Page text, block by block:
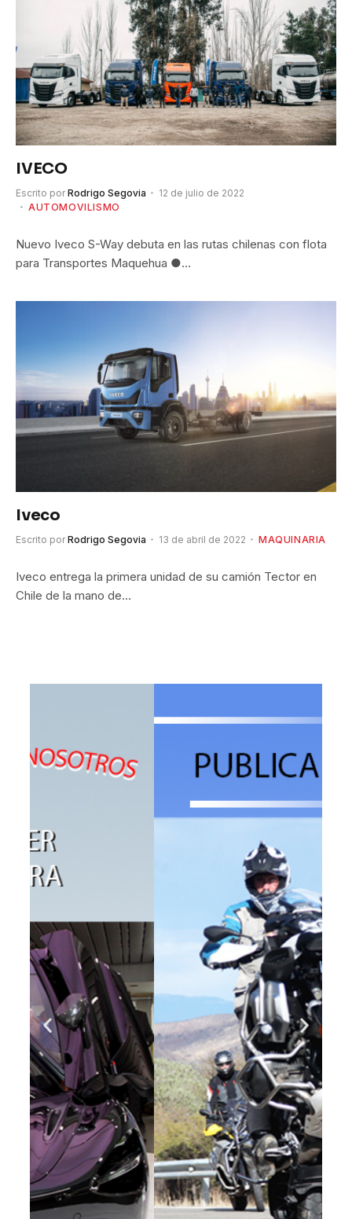
IVECO
Escrito por Rodrigo Segovia
12 de julio de 2022
AUTOMOVILISMO
Nuevo Iveco S-Way debuta en las rutas chilenas con flota
para Transportes Maquehua ●…
Iveco
Escrito por Rodrigo Segovia 13 de abril de 2022 MAQUINARIA
Iveco entrega la primera unidad de su camión Tector en
Chile de la mano de…